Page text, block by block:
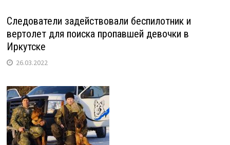
Следователи задействовали беспилотник и
вертолет для поиска пропавшей девочки в
Иркутске
26.03.2022